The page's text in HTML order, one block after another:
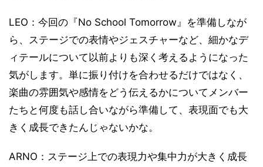
LEO：今回の『No School Tomorrow』を準備しなが
ら、ステージでの表情やジェスチャーなど、細かなデ
ィテールについて以前よりも深く考えるようになった
気がします。単に振り付けを合わせるだけではなく、
楽曲の雰囲気や感情をどう伝えるかについてメンバー
たちと何度も話し合いながら準備して、表現面でも大
きく成長できたんじゃないかな。
ARNO：ステージ上での表現力や集中力が大きく成長